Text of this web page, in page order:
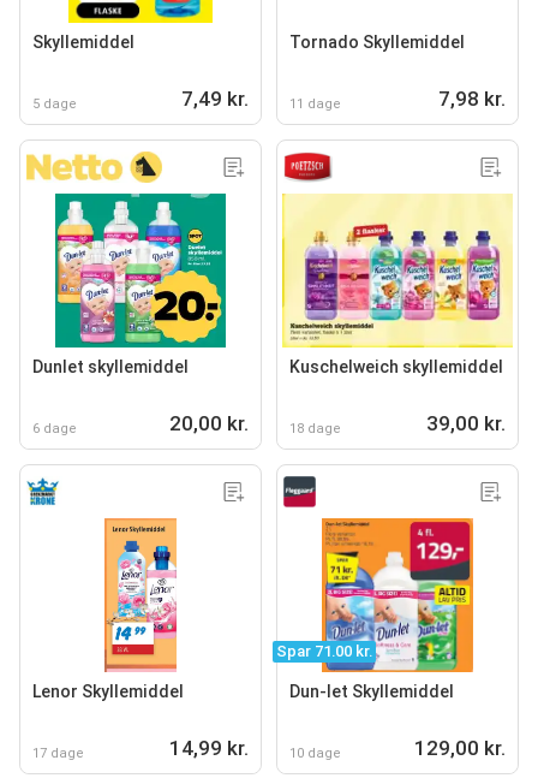
Skyllemiddel
5 dage 7,49 kr.
Tornado Skyllemiddel
11 dage 7,98 kr.
Dunlet skyllemiddel
6 dage 20,00 kr.
Kuschelweich skyllemiddel
18 dage 39,00 kr.
Lenor Skyllemiddel
17 dage 14,99 kr.
Spar 71.00 kr.
Dun-let Skyllemiddel
10 dage 129,00 kr.